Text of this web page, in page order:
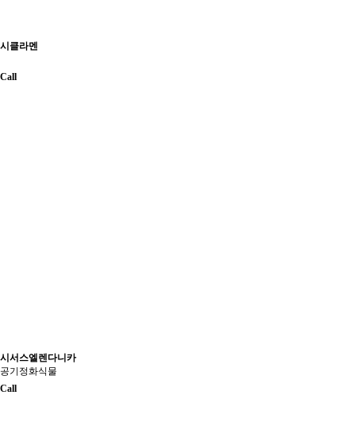
시클라멘
Call
시서스엘렌다니카
공기정화식물
Call